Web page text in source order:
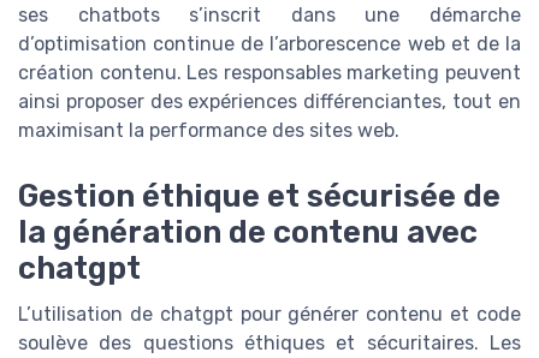
ses chatbots s’inscrit dans une démarche
d’optimisation continue de l’arborescence web et de la
création contenu. Les responsables marketing peuvent
ainsi proposer des expériences différenciantes, tout en
maximisant la performance des sites web.
Gestion éthique et sécurisée de
la génération de contenu avec
chatgpt
L’utilisation de chatgpt pour générer contenu et code
soulève des questions éthiques et sécuritaires. Les